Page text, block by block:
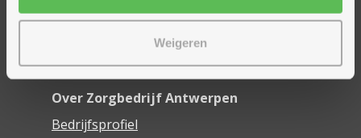
Weigeren
Onze innovaties
Over Zorgbedrijf Antwerpen
Bedrijfsprofiel